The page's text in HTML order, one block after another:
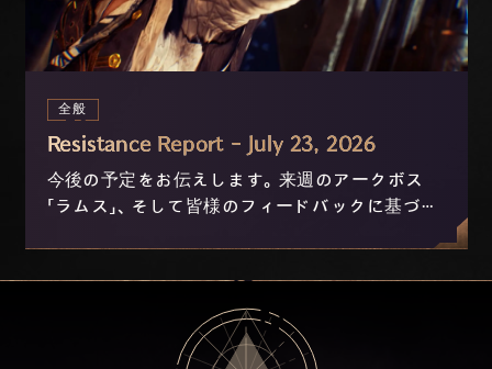
全般
Resistance Report - July 23, 2026
今後の予定をお伝えします。来週のアークボス
「ラムス」、そして皆様のフィードバックに基づき